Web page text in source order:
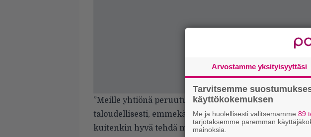
”Meille yhtiönä peruutukset ja siirrot ovat raskaita
taloudellisesti, emmekä niitä mielellämme tee.
kuitenkin hyvä tehdä mahdollisimman ajoissa, jotta
Arvostamme yksityisyyttäsi
Tarvitsemme
käyttökokemuksen
Me ja huolellisesti valitsemamme 89
tarjotaksemme paremman
mainoksia.